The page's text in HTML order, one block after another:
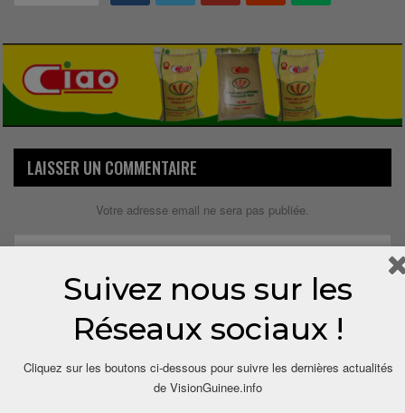
LAISSER UN COMMENTAIRE
Votre adresse email ne sera pas publiée.
Suivez nous sur les
Réseaux sociaux !
Cliquez sur les boutons ci-dessous pour suivre les dernières actualités
de VisionGuinee.info